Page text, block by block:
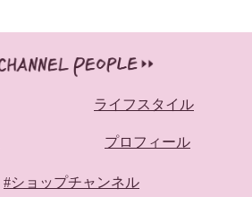
ライフスタイル
プロフィール
#ショップチャンネル